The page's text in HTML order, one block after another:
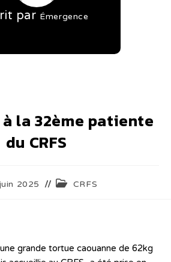
par Émergence
la 32ème patiente
du CRFS
2025 CRFS
grande tortue caouanne de 62kg